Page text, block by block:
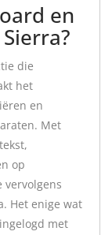
en
die
het
en
Met
op
vervolgens
Het enige wat
met